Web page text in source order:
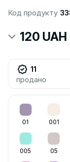
Код продукту
120 UAH
11
продано
01 001
005 05